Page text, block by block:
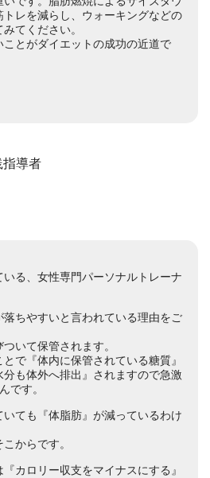
トレを減らし、ウォーキングなどの
てください。
とがダイエットの成功の近道で
導者
る、女性専門パーソナルトレーナ
ちやすいと言われている理由をご
いて保管されます。
で『体内に保管されている糖質』
も体外へ排出』されますので急激
です。
ても『体脂肪』が減っているわけ
からです。
カロリー収支をマイナスにする』